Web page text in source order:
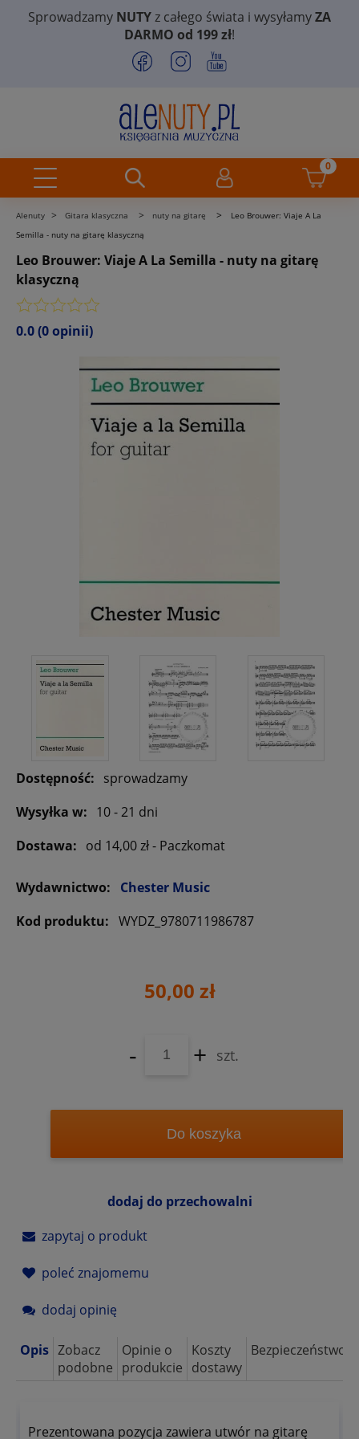
Sprowadzamy NUTYz całego świata i wysyłamyZA
DARMO od 199 zł!
Alenuty > Gitara klasyczna > nuty na gitarę >
Leo Brouwer: Viaje A La
Semilla - nuty na gitarę klasyczną
Leo Brouwer: Viaje A La Semilla - nuty na gitarę
klasyczną
0.0(0 opinii)
Dostępność: sprowadzamy
Wysyłka w: 10 - 21 dni
Dostawa: od 14,00 zł- Paczkomat
Wydawnictwo:
Chester Music
Kod produktu: WYDZ_9780711986787
50,00 zł
- + szt.
Do koszyka
dodaj do przechowalni
zapytaj o produkt
poleć znajomemu
dodaj opinię
Opis Zobacz
podobne
Opinie o
produkcie
Koszty
dostawy
Bezpieczeństwo
Prezentowana pozycja zawiera utwór na gitarę